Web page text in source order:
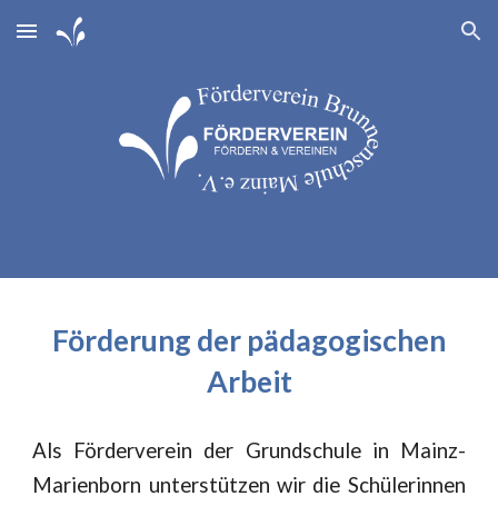
Skip to main content Skip to navigation
Förderung der pädagogischen
Arbeit
Als Förderverein der Grundschule in Mainz-
Marienborn unterstützen wir die Schülerinnen